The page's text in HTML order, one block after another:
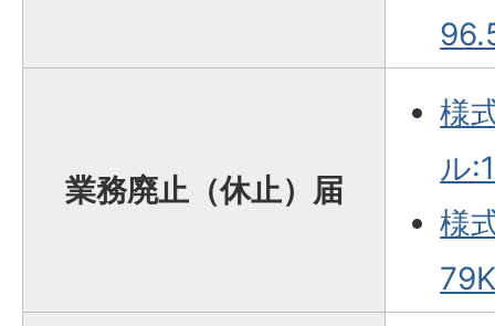
業務廃止（休止）届
様
ル
様